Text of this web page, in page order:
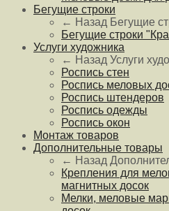
Бегущие строки
← Назад Бегущие
Бегущие строки
Услуги художника
← Назад Услуги
Роспись стен
Роспись меловых
Роспись штендеров
Роспись одежды
Роспись окон
Монтаж товаров
Дополнительные товары
← Назад
Крепления для
магнитных досок
Мелки, меловые